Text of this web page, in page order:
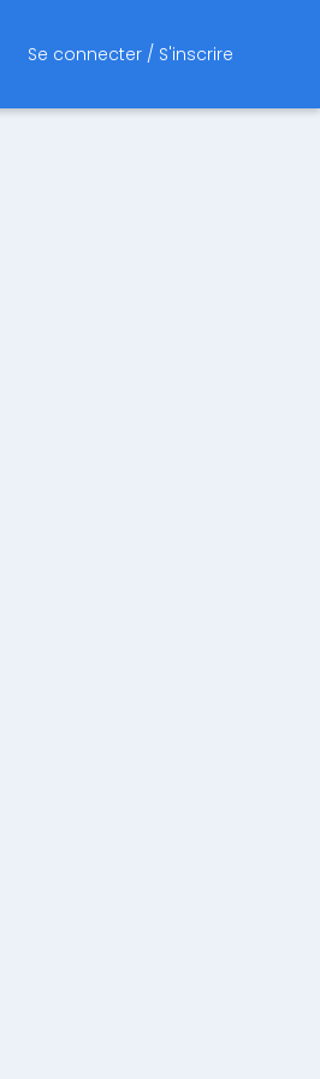
Se connecter / S'inscrire